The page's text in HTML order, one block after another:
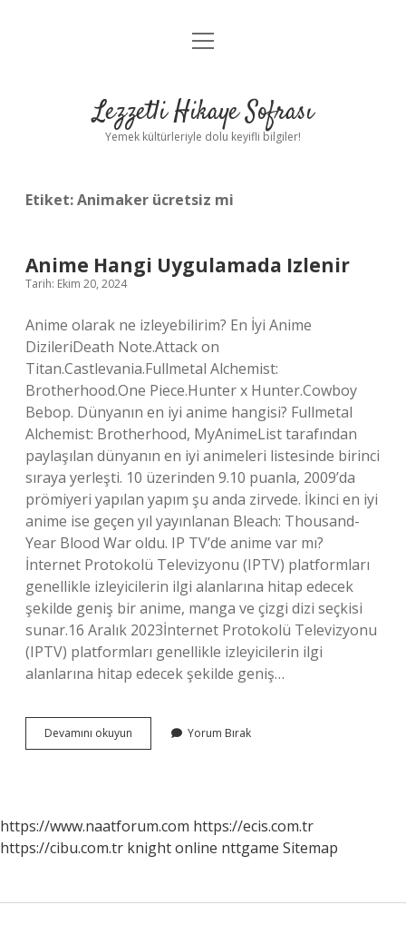
Anasayfa
Yasal Uyarı
menüyü
Lezzetli Hikaye Sofrası
Yemek kültürleriyle dolu keyifli bilgiler!
Etiket:Animaker ücretsiz mi
Anime Hangi Uygulamada Izlenir
Tarih: Ekim 20, 2024
Anime olarak ne izleyebilirim? En İyi Anime
DizileriDeath Note.Attack on
Titan.Castlevania.Fullmetal Alchemist:
Brotherhood.One Piece.Hunter x Hunter.Cowboy
Bebop. Dünyanın en iyi anime hangisi? Fullmetal
Alchemist: Brotherhood, MyAnimeList tarafından
paylaşılan dünyanın en iyi animeleri listesinde birinci
sıraya yerleşti. 10 üzerinden 9.10 puanla, 2009’da
prömiyeri yapılan yapım şu anda zirvede. İkinci en iyi
anime ise geçen yıl yayınlanan Bleach: Thousand-
Year Blood War oldu. IP TV’de anime var mı?
İnternet Protokolü Televizyonu (IPTV) platformları
genellikle izleyicilerin ilgi alanlarına hitap edecek
şekilde geniş bir anime, manga ve çizgi dizi seçkisi
sunar.16 Aralık 2023İnternet Protokolü Televizyonu
(IPTV) platformları genellikle izleyicilerin ilgi
alanlarına hitap edecek şekilde geniş…
Devamını okuyun
Hangi
Yorum Bırak
https://www.naatforum.com https://ecis.com.tr
https://cibu.com.tr knight online nttgame Sitemap